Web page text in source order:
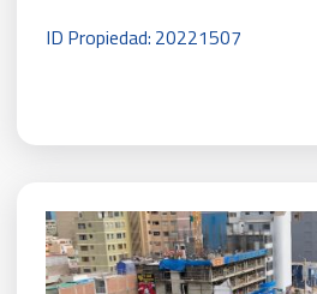
ID Propiedad: 20221507